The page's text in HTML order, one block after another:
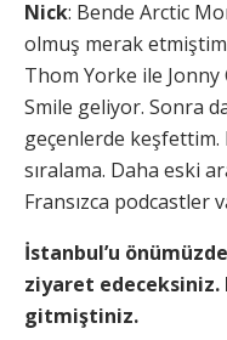
Nick: Bende Arctic
olmuş merak
Thom Yorke ile
Smile geliyor. Sonra
geçenlerde
sıralama. Daha eski
Fransızca podcastler
İstanbul’u
ziyaret edeceksiniz.
gitmiştiniz.